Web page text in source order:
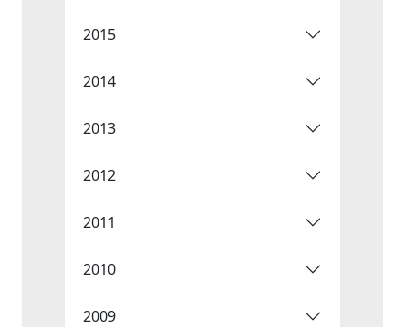
2015
2014
2013
2012
2011
2010
2009